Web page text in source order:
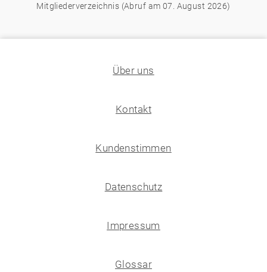
Mitgliederverzeichnis (Abruf am 07. August 2026)
Über uns
Kontakt
Kundenstimmen
Datenschutz
Impressum
Glossar